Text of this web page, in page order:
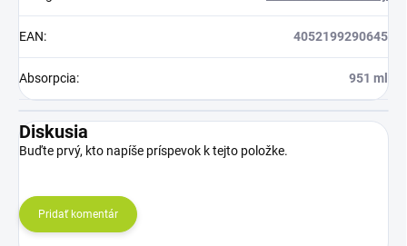
EAN: 4052199290645
Absorpcia: 951 ml
Diskusia
Buďte prvý, kto napíše príspevok k tejto položke.
Pridať komentár